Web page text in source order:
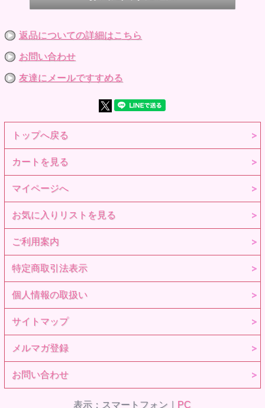
返品についての詳細はこちら
お問い合わせ
友達にメールですすめる
トップへ戻る
カートを見る
マイページへ
お気に入りリストを見る
ご利用案内
特定商取引法表示
個人情報の取扱い
サイトマップ
メルマガ登録
お問い合わせ
表示：スマートフォン｜ PC